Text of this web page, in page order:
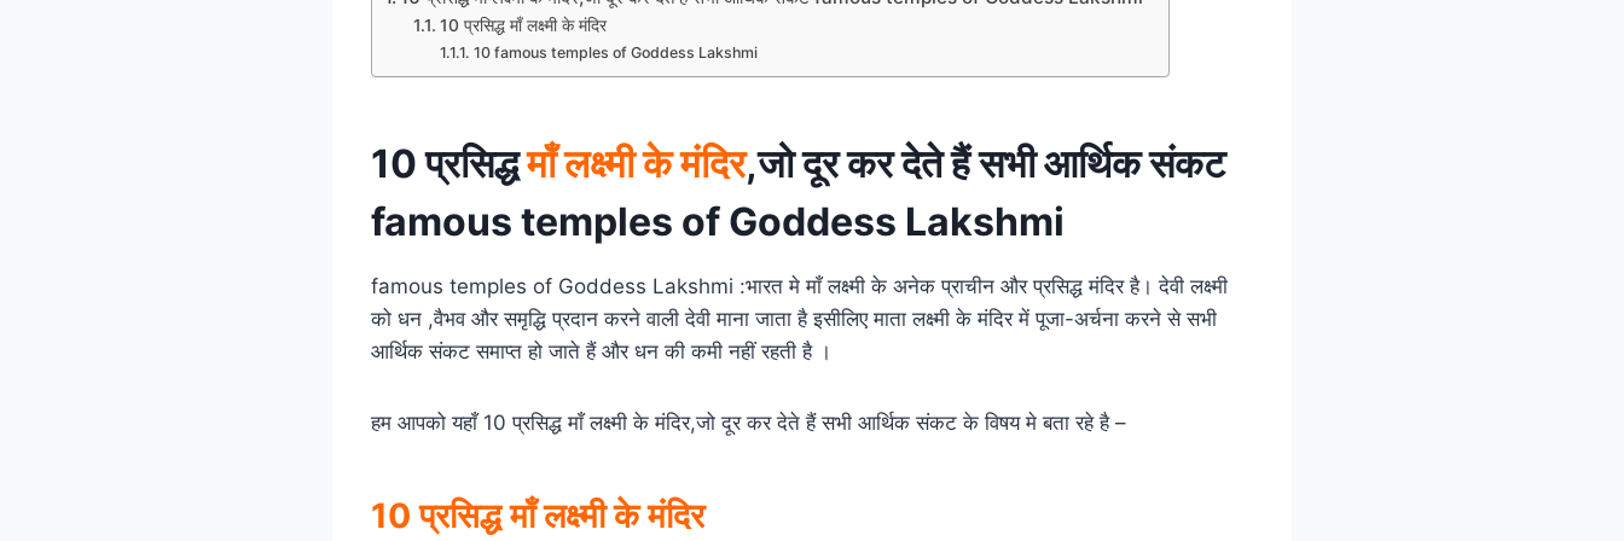
10 प्रसिद्ध माँ लक्ष्मी के मंदिर
10 famous temples of Goddess Lakshmi
10 प्रसिद्धमाँ लक्ष्मी के मंदिर,जो दूर कर देते हैं सभी आर्थिक संकट
famous temples of Goddess Lakshmi
famous temples of Goddess Lakshmi :भारत मे माँ लक्ष्मी के अनेक प्राचीन और प्रसिद्ध मंदिर है। देवी लक्ष्मी
को धन ,वैभव और समृद्धि प्रदान करने वाली देवी माना जाता है इसीलिए माता लक्ष्मी के मंदिर में पूजा-अर्चना करने से सभी
आर्थिक संकट समाप्त हो जाते हैं और धन की कमी नहीं रहती है ।
हम आपको यहाँ 10 प्रसिद्ध माँ लक्ष्मी के मंदिर,जो दूर कर देते हैं सभी आर्थिक संकट के विषय मे बता रहे है –
10 प्रसिद्ध माँ लक्ष्मी के मंदिर